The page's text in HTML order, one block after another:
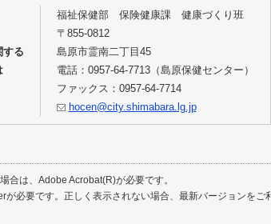
する
福祉保健部 保険健康課 健康づくり班
〒855-0812
島原市霊南二丁目45
電話：0957-64-7713（島原保健センター）
ファックス：0957-64-7714
hocen@city.shimabara.lg.jp
合は、Adobe Acrobat(R)が必要です。
必要です。正しく表示されない場合、最新バージョンをご